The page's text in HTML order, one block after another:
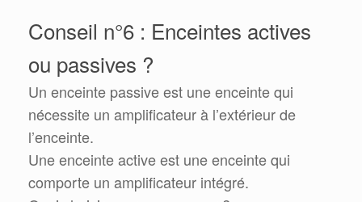
Conseil n°6 : Enceintes actives
ou passives ?
Un enceinte passive est une enceinte qui
nécessite un amplificateur à l’extérieur de
l’enceinte.
Une enceinte active est une enceinte qui
comporte un amplificateur intégré.